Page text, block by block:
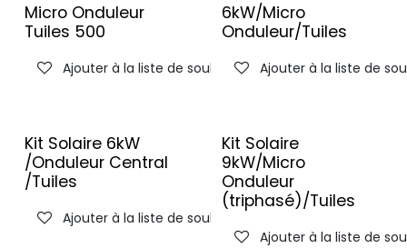
Micro Onduleur
Tuiles 500
Ajouter à la liste de souhaits
6kW/Micro
Onduleur/Tuiles
Ajouter à la liste de
Kit Solaire 6kW
/Onduleur Central
/Tuiles
Ajouter à la liste de souhaits
Kit Solaire
9kW/Micro
Onduleur
(triphasé)/Tuiles
Ajouter à la liste de